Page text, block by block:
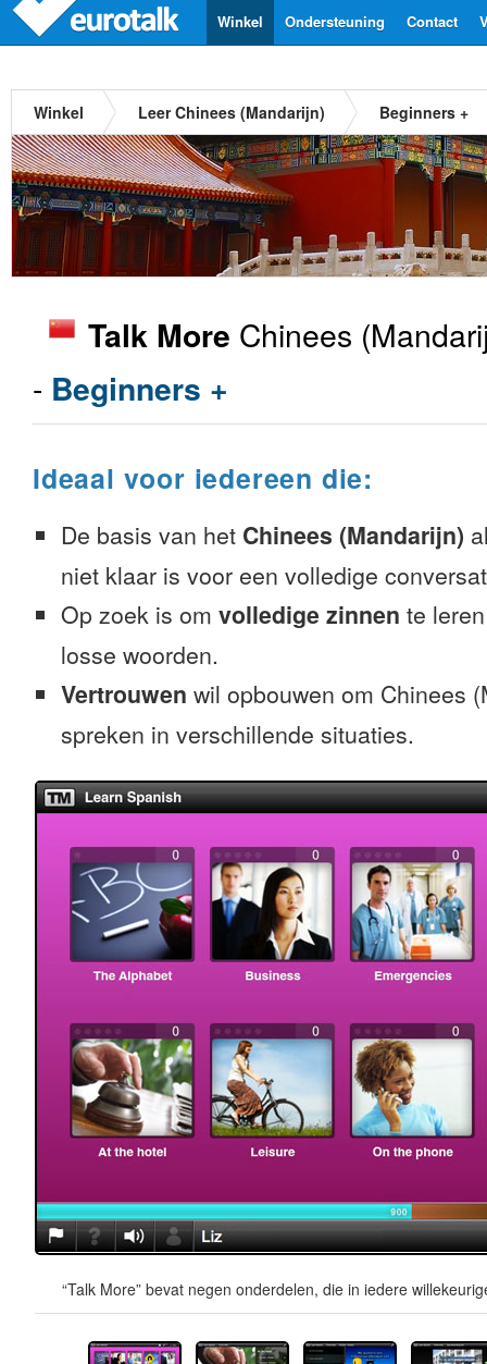
Contact
Ondersteuning
Winkel
Winkel Leer Chinees (Mandarijn) Beginners +
Talk More Chinees
- Beginners +
Ideaal voor iedereen die:
De basis van het Chinees (Mandarijn)
niet klaar is voor een volledige
Op zoek is om volledige zinnen te
losse woorden.
Vertrouwen wil opbouwen om Chinees
spreken in verschillende situaties.
“Talk More” bevat negen onderdelen, die in iedere